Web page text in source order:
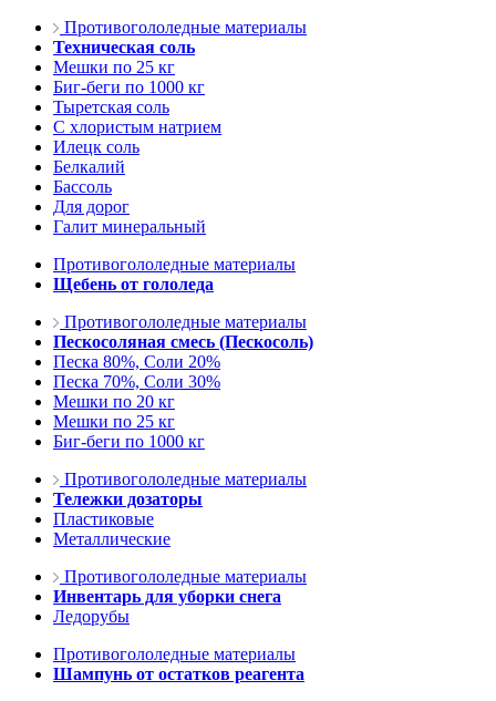
Противогололедные материалы
Техническая соль
Мешки по 25 кг
Биг-беги по 1000 кг
Тыретская соль
С хлористым натрием
Илецк соль
Белкалий
Бассоль
Для дорог
Галит минеральный
Противогололедные материалы
Щебень от гололеда
Противогололедные материалы
Пескосоляная смесь (Пескосоль)
Песка 80%, Соли 20%
Песка 70%, Соли 30%
Мешки по 20 кг
Мешки по 25 кг
Биг-беги по 1000 кг
Противогололедные материалы
Тележки дозаторы
Пластиковые
Металлические
Противогололедные материалы
Инвентарь для уборки снега
Ледорубы
Противогололедные материалы
Шампунь от остатков реагента